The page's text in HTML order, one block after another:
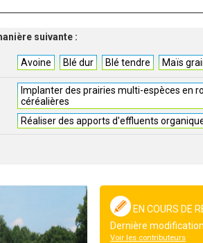
suivante :
Avoine Blé dur Blé tendre Maïs
Implanter des prairies multi-espèces en
céréalières
Réaliser des apports d'effluents
EN COURS DE
Dernière
Voir les contributeurs